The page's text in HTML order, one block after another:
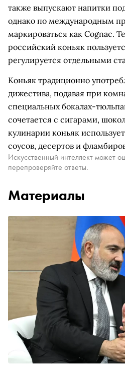
также выпускают напитки
однако по международным
маркироваться как Cognac.
российский коньяк
регулируется отдельными
Коньяк традиционно
дижестива, подавая при
специальных бокалах-
сочетается с сигарами,
кулинарии коньяк
соусов, десертов и
Искусственный интеллект может
перепроверяйте ответы.
Материалы